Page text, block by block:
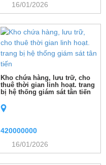
16/01/2026
Kho chứa hàng, lưu trữ, cho
thuê thời gian linh hoạt. trang
bị hệ thống giám sát tân tiến
420000000
16/01/2026